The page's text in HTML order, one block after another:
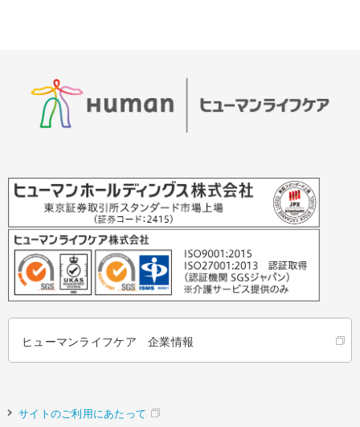
ヒューマンライフケア 企業情報
サイトのご利用にあたって